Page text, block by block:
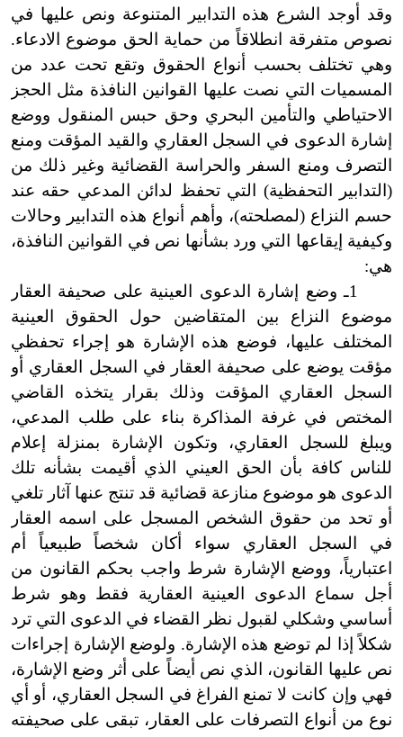
وقد أوجد الشرع هذه التدابير المتنوعة ونص عليها في
نصوص متفرقة انطلاقاً من حماية الحق موضوع الادعاء.
وهي تختلف بحسب أنواع الحقوق وتقع تحت عدد من
المسميات التي نصت عليها القوانين النافذة مثل الحجز
الاحتياطي والتأمين البحري وحق حبس المنقول ووضع
إشارة الدعوى في السجل العقاري والقيد المؤقت ومنع
التصرف ومنع السفر والحراسة القضائية وغير ذلك من
(التدابير التحفظية) التي تحفظ لدائن المدعي حقه عند
حسم النزاع (لمصلحته)، وأهم أنواع هذه التدابير وحالات
وكيفية إيقاعها التي ورد بشأنها نص في القوانين النافذة،
هي:
1ـ وضع إشارة الدعوى العينية على صحيفة العقار
موضوع النزاع بين المتقاضين حول الحقوق العينية
المختلف عليها، فوضع هذه الإشارة هو إجراء تحفظي
مؤقت يوضع على صحيفة العقار في السجل العقاري أو
السجل العقاري المؤقت وذلك بقرار يتخذه القاضي
المختص في غرفة المذاكرة بناء على طلب المدعي،
ويبلغ للسجل العقاري، وتكون الإشارة بمنزلة إعلام
للناس كافة بأن الحق العيني الذي أقيمت بشأنه تلك
الدعوى هو موضوع منازعة قضائية قد تنتج عنها آثار تلغي
أو تحد من حقوق الشخص المسجل على اسمه العقار
في السجل العقاري سواء أكان شخصاً طبيعياً أم
اعتبارياً، ووضع الإشارة شرط واجب بحكم القانون من
أجل سماع الدعوى العينية العقارية فقط وهو شرط
أساسي وشكلي لقبول نظر القضاء في الدعوى التي ترد
شكلاً إذا لم توضع هذه الإشارة. ولوضع الإشارة إجراءات
نص عليها القانون، الذي نص أيضاً على أثر وضع الإشارة،
فهي وإن كانت لا تمنع الفراغ في السجل العقاري، أو أي
نوع من أنواع التصرفات على العقار، تبقى على صحيفته